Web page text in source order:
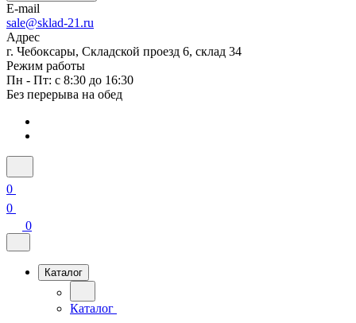
E-mail
sale@sklad-21.ru
Адрес
г. Чебоксары, Складской проезд 6, склад 34
Режим работы
Пн - Пт: с 8:30 до 16:30
Без перерыва на обед
0
0
0
Каталог
Каталог